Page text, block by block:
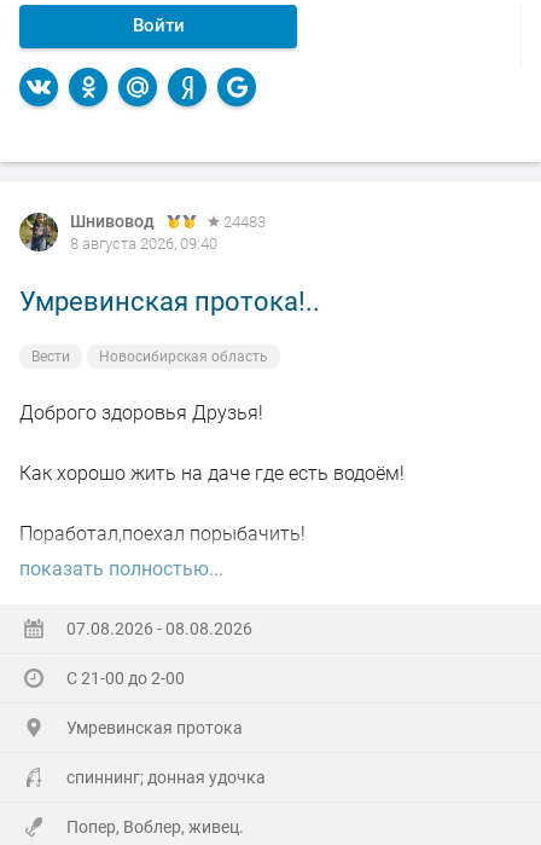
Войти
Шнивовод
24483
8 августа 2026, 09:40
Умревинская протока!..
Вести Новосибирская область
Доброго здоровья Друзья!
Как хорошо жить на даче где есть водоём!
Поработал,поехал порыбачить!
поработал"цирюльником" 😂в теплицах!
А вечером захотелось повторить предыдущее "ночное
рандеву"!
Прибыл на берег в девять часов,и что я вижу 😲,
показать полностью...
07.08.2026 - 08.08.2026
С 21-00 до 2-00
Умревинская протока
спиннинг; донная удочка
Попер, Воблер, живец.